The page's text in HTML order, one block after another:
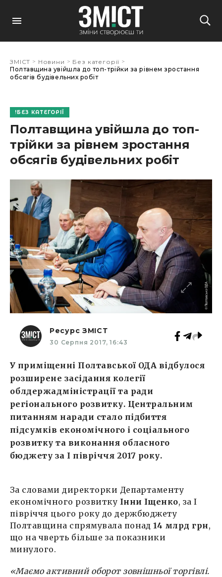
ЗМІСТ > Новини > Без категорії >
Полтавщина увійшла до топ-трійки за рівнем зростання
обсягів будівельних робіт
БЕЗ КАТЕГОРІЇ
Полтавщина увійшла до топ-
трійки за рівнем зростання
обсягів будівельних робіт
Ресурс ЗМІСТ
30 Серпня 2017, 16:43
У приміщенні Полтавської ОДА відбулося
розширене засідання колегії
облдержадміністрації та ради
регіонального розвитку. Центральним
питанням наради стало підбиття
підсумків економічного і соціального
розвитку та виконання обласного
бюджету за І півріччя 2017 року.
За словами директорки Департаменту
економічного розвитку Інни Іщенко, за І
півріччя цього року до держбюджету
Полтавщина спрямувала понад14 млрд грн,
що на чверть більше за показники
минулого.
«Маємо активний оборот зовнішньої торгівлі.